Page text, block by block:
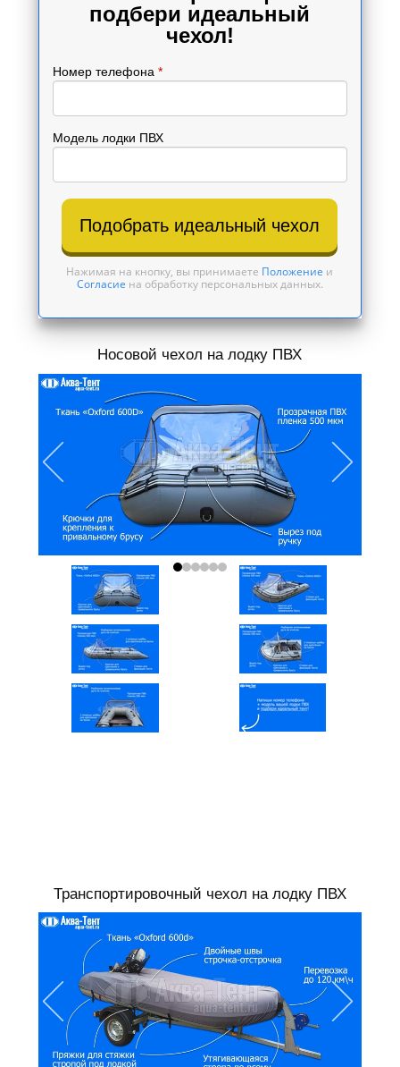
подбери идеальный
чехол!
Номер телефона *
Модель лодки ПВХ
Подобрать идеальный чехол
Нажимая на кнопку, вы принимаете Положение и
Согласие на обработку персональных данных.
Носовой чехол на лодку ПВХ
Транспортировочный чехол на лодку ПВХ